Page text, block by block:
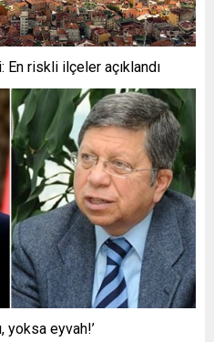
En riskli ilçeler açıklandı
yoksa eyvah!’